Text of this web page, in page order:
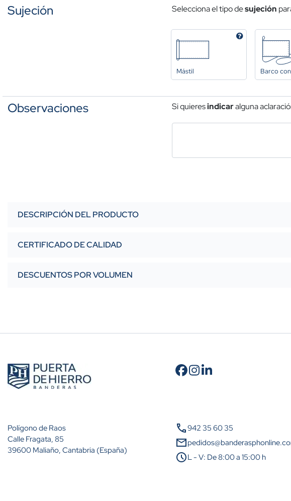
Sujeción Selecciona el tipo desujeción
Mástil Barco
Observaciones Si quieresindicaralguna
DESCRIPCIÓN DEL PRODUCTO
CERTIFICADO DE CALIDAD
DESCUENTOS POR VOLUMEN
Cantidad
A partir de 25 unidades
Polígono de Raos
Calle Fragata, 85
39600 Maliaño, Cantabria (España)
call942 35 60 35
mail
scheduleL - V: De 8:00 a 15:00 h